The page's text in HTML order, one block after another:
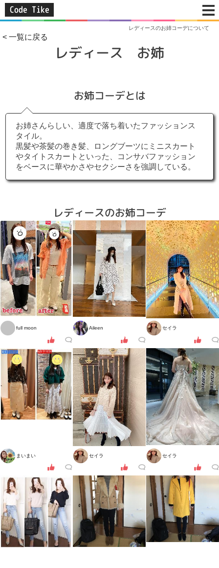
Code Tike
レディースのお姉コーデについて
< 一覧に戻る
レディース お姉
お姉コーデとは
お姉さんらしい、適度で落ち着いたファッションス
タイル。
黒髪や茶髪の巻き髪、ロングブーツにミニスカート
やタイトスカートといった、コンサバファッション
をベースに華やかさやセクシーさを強調している。
レディースのお姉コーデ
full moon Aileen セイラ
まいまい セイラ セイラ